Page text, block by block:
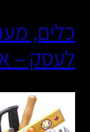
כלים,
לעסק –